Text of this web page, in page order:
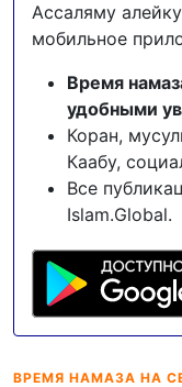
Ассаляму
мобильное
Время
удобными
Коран,
Каабу,
Все
Islam.Global.
ВРЕМЯ НАМАЗА НА